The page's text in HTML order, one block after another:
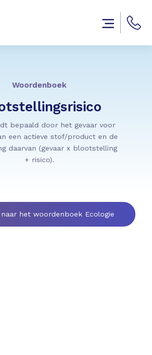
Woordenboek
bepaald door het gevaar voor
een actieve stof/product en de
daarvan (gevaar x blootstelling
+ risico).
naar het woordenboek Ecologie